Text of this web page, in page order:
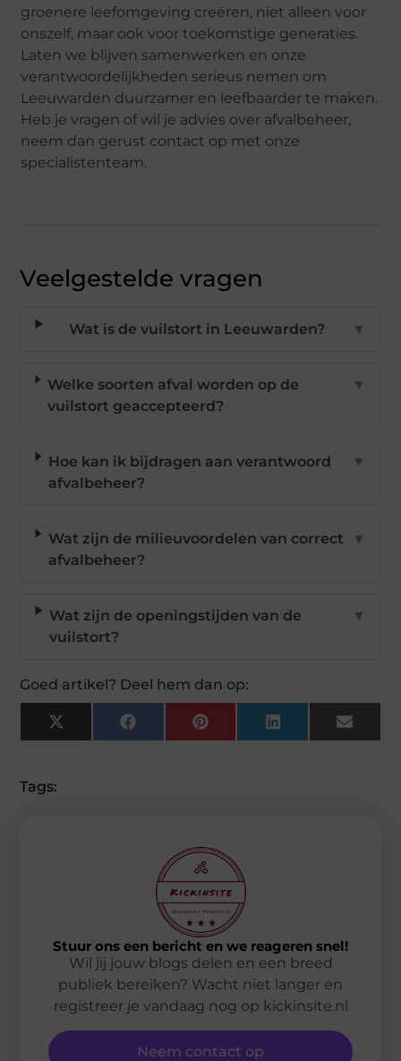
groenere leefomgeving creëren, niet alleen voor
onszelf, maar ook voor toekomstige generaties.
Laten we blijven samenwerken en onze
verantwoordelijkheden serieus nemen om
Leeuwarden duurzamer en leefbaarder te maken.
Heb je vragen of wil je advies over afvalbeheer,
neem dan gerust contact op met onze
specialistenteam.
Veelgestelde vragen
Wat is de vuilstort in Leeuwarden? ▼
Welke soorten afval worden op de
vuilstort geaccepteerd?
▼
Hoe kan ik bijdragen aan verantwoord
afvalbeheer?
▼
Wat zijn de milieuvoordelen van correct
afvalbeheer?
▼
Wat zijn de openingstijden van de
vuilstort?
▼
Goed artikel? Deel hem dan op:
X
(Twitter)
FacebookPinterestLinkedIn Email
Tags:
Stuur ons een bericht en we reageren snel!
Wil jij jouw blogs delen en een breed
publiek bereiken? Wacht niet langer en
registreer je vandaag nog op kickinsite.nl
Neem contact op